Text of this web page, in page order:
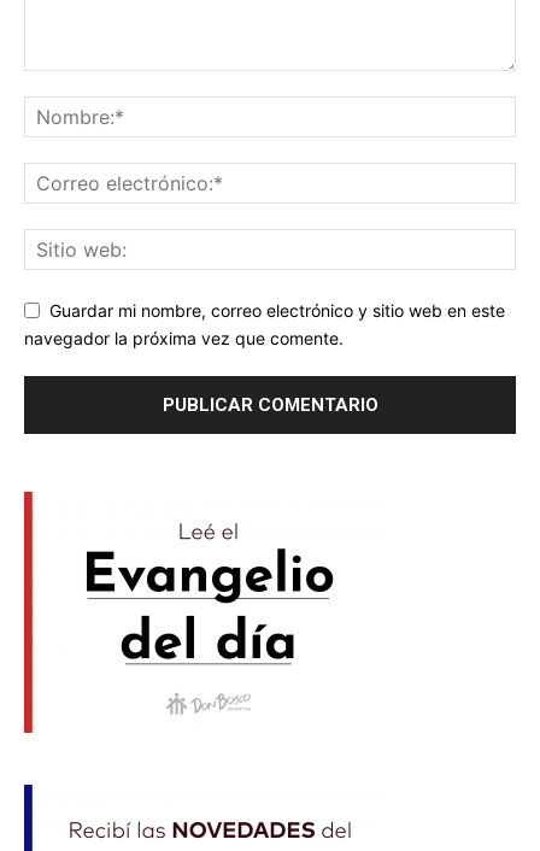
Guardar mi nombre, correo electrónico y sitio web en este
navegador la próxima vez que comente.